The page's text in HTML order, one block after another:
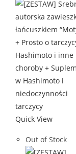
Quick View
Out of Stock